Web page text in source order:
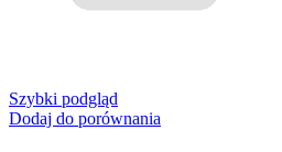
Szybki podgląd
Dodaj do porównania